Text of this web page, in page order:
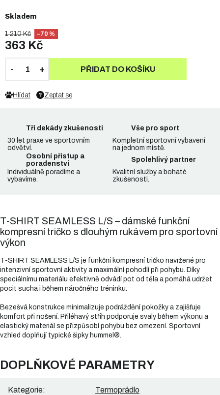
1 210 Kč –70 %
363 Kč
Skladem
PŘIDAT DO KOŠÍKU
Zeptat se
Hlídat
Tři dekády zkušeností
30 let praxe ve sportovním
odvětví.
Vše pro sport
Kompletní sportovní vybavení
na jednom místě.
Osobní přístup a
poradenství
Individuálně poradíme a
vybavíme.
Spolehlivý partner
Kvalitní služby a bohaté
zkušenosti.
T-SHIRT SEAMLESS L/S – dámské funkční
kompresní tričko s dlouhým rukávem pro sportovní
výkon
T-SHIRT SEAMLESS L/S je funkční kompresní tričko navržené pro
intenzivní sportovní aktivity a maximální pohodlí při pohybu. Díky
speciálnímu materiálu efektivně odvádí pot od těla a pomáhá udržet
pocit sucha i během náročného tréninku.
Bezešvá konstrukce minimalizuje podráždění pokožky a zajišťuje
komfort při nošení. Přiléhavý střih podporuje svaly během výkonu a
elastický materiál se přizpůsobí pohybu bez omezení. Sportovní
vzhled doplňují typické šipky hummel®.
DOPLŇKOVÉ PARAMETRY
Kategorie: Termoprádlo